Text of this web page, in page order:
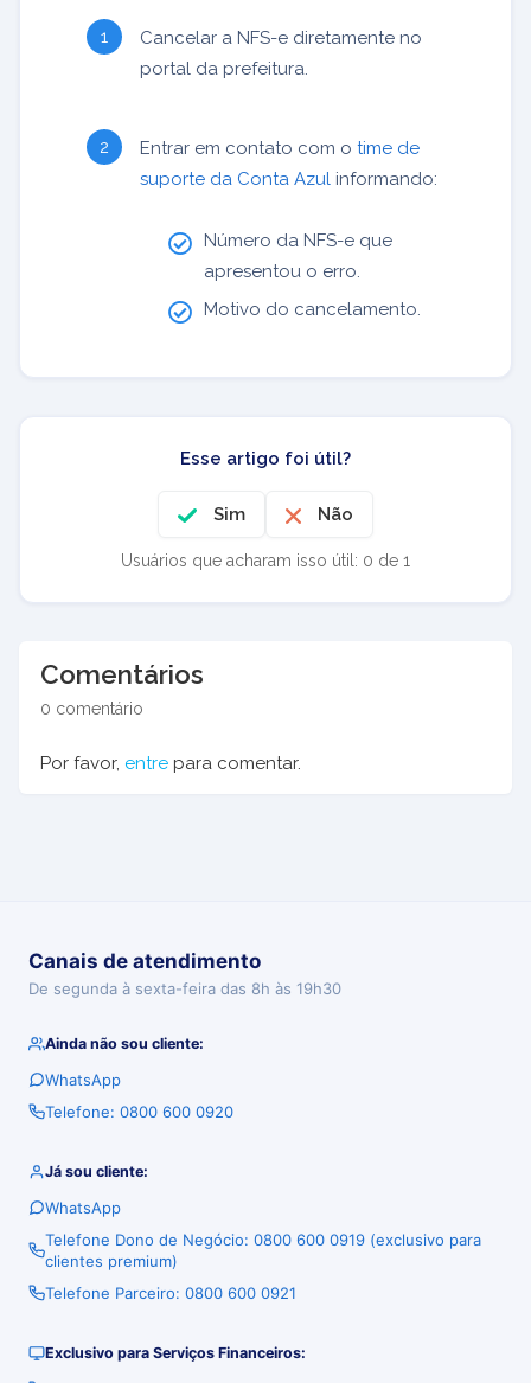
Cancelar a NFS-e diretamente no
portal da prefeitura.
Entrar em contato com o time de
suporte da Conta Azul informando:
Número da NFS-e que
apresentou o erro.
Motivo do cancelamento.
Esse artigo foi útil?
Sim Não
Usuários que acharam isso útil: 0 de 1
Comentários
0 comentário
Por favor, entre para comentar.
Canais de atendimento
De segunda à sexta-feira das 8h às 19h30
Ainda não sou cliente:
WhatsApp
Telefone: 0800 600 0920
Já sou cliente:
WhatsApp
Telefone Dono de Negócio: 0800 600 0919 (exclusivo para
clientes premium)
Telefone Parceiro: 0800 600 0921
Exclusivo para Serviços Financeiros: